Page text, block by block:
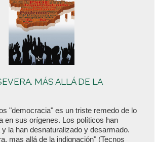
MÁS ALLÁ DE LA
"democracia" es un triste remedo de lo
en sus orígenes. Los políticos han
la han desnaturalizado y desarmado.
mas allá de la indignación" (Tecnos